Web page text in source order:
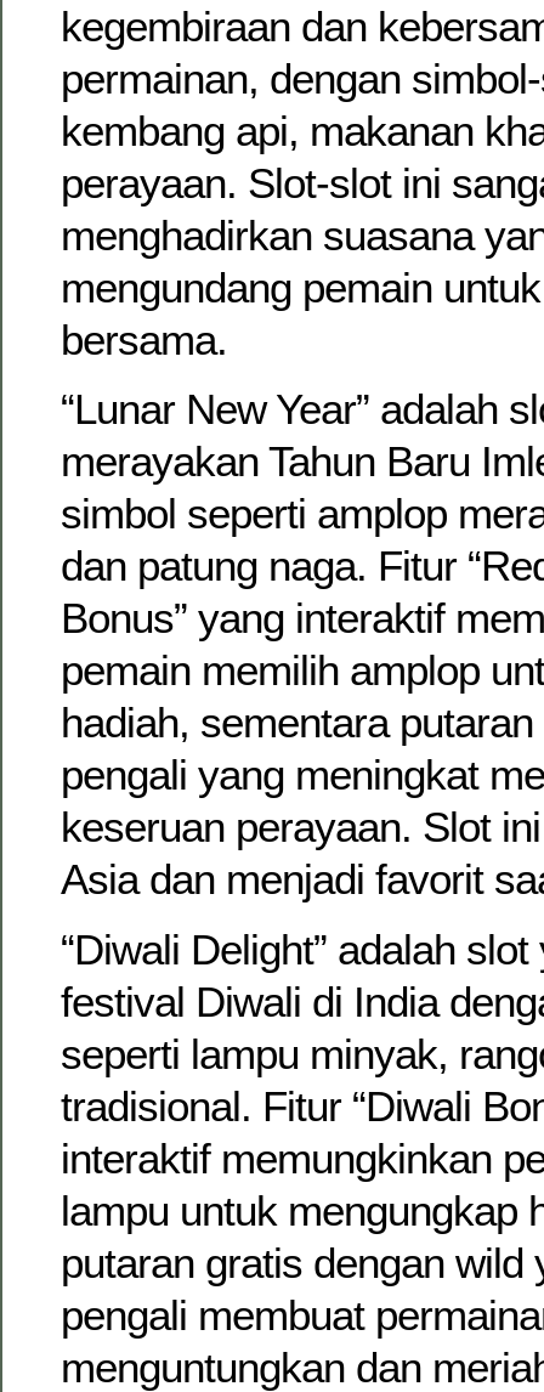
kegembiraan dan
permainan, dengan
kembang api, makanan
perayaan. Slot-slot ini
menghadirkan suasana
mengundang pemain
bersama.
“Lunar New Year” adalah
merayakan Tahun Baru
simbol seperti amplop
dan patung naga. Fitur
Bonus” yang interaktif
pemain memilih amplop
hadiah, sementara
pengali yang meningkat
keseruan perayaan. Slot
Asia dan menjadi favorit
“Diwali Delight” adalah
festival Diwali di India
seperti lampu minyak,
tradisional. Fitur “Diwali
interaktif memungkinkan
lampu untuk mengungkap
putaran gratis dengan wild
pengali membuat
menguntungkan dan